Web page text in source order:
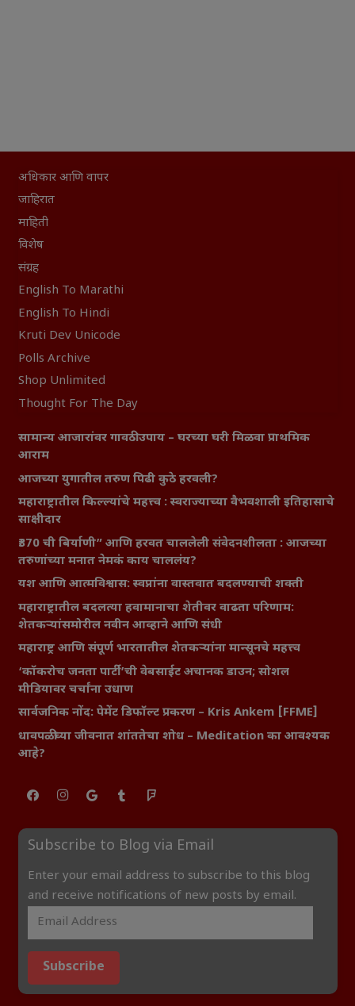
अधिकार आणि वापर
जाहिरात
माहिती
विशेष
संग्रह
English To Marathi
English To Hindi
Kruti Dev Unicode
Polls Archive
Shop Unlimited
Thought For The Day
सामान्य आजारांवर गावठी उपाय – घरच्या घरी मिळवा प्राथमिक
आराम
आजच्या युगातील तरुण पिढी कुठे हरवली?
महाराष्ट्रातील किल्ल्यांचे महत्त्व : स्वराज्याच्या वैभवशाली इतिहासाचे
साक्षीदार
₹370 ची बिर्याणी” आणि हरवत चाललेली संवेदनशीलता : आजच्या
तरुणांच्या मनात नेमकं काय चाललंय?
यश आणि आत्मविश्वास: स्वप्नांना वास्तवात बदलण्याची शक्ती
महाराष्ट्रातील बदलत्या हवामानाचा शेतीवर वाढता परिणाम:
शेतकऱ्यांसमोरील नवीन आव्हाने आणि संधी
महाराष्ट्र आणि संपूर्ण भारतातील शेतकऱ्यांना मान्सूनचे महत्त्व
‘कॉकरोच जनता पार्टी’ची वेबसाईट अचानक डाउन; सोशल
मीडियावर चर्चांना उधाण
सार्वजनिक नोंद: पेमेंट डिफॉल्ट प्रकरण – Kris Ankem [FFME]
धावपळीच्या जीवनात शांततेचा शोध – Meditation का आवश्यक
आहे?
Subscribe to Blog via Email
Enter your email address to subscribe to this blog
and receive notifications of new posts by email.
Subscribe